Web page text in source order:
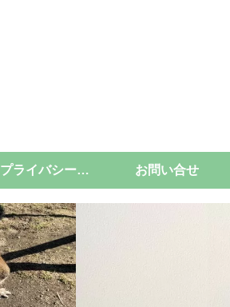
プライバシーポリシー お問い合せ